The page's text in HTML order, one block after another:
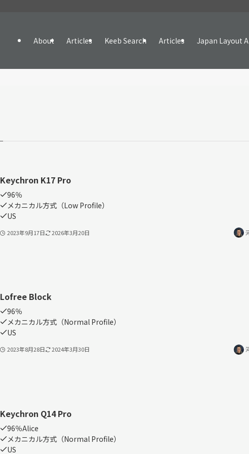
About Articles Keeb Search Articles Japan Layout
Keychron K17 Pro
96％
メカニカル方式（Low Profile）
US
2023年9月17日 2026年3月20日
Lofree Block
96％
メカニカル方式（Normal Profile）
US
2023年8月28日 2024年3月30日
Keychron Q14 Pro
96％Alice
メカニカル方式（Normal Profile）
US